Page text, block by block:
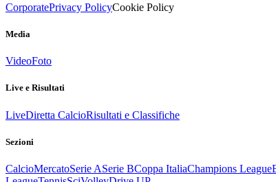
CorporatePrivacy PolicyCookie Policy
Media
VideoFoto
Live e Risultati
LiveDiretta CalcioRisultati e Classifiche
Sezioni
CalcioMercatoSerie ASerie BCoppa ItaliaChampions League